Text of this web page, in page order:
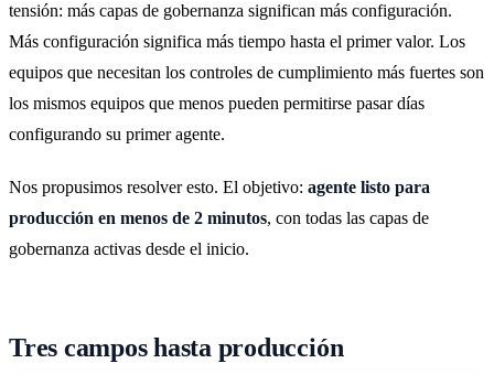
tensión: más capas de gobernanza significan más configuración.
Más configuración significa más tiempo hasta el primer valor. Los
equipos que necesitan los controles de cumplimiento más fuertes son
los mismos equipos que menos pueden permitirse pasar días
configurando su primer agente.
Nos propusimos resolver esto. El objetivo: agente listo para
producción en menos de 2 minutos, con todas las capas de
gobernanza activas desde el inicio.
Tres campos hasta producción